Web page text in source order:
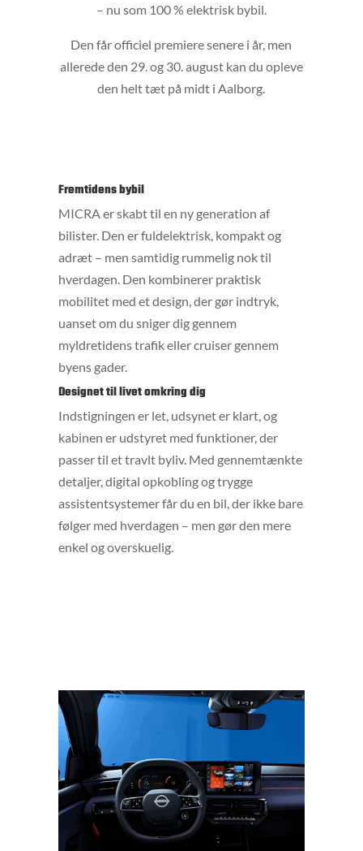
– nu som 100 % elektrisk bybil.
Den får officiel premiere senere i år, men
allerede den 29. og 30. august kan du opleve
den helt tæt på midt i Aalborg.
Fremtidens bybil
MICRA er skabt til en ny generation af
bilister. Den er fuldelektrisk, kompakt og
adræt – men samtidig rummelig nok til
hverdagen. Den kombinerer praktisk
mobilitet med et design, der gør indtryk,
uanset om du sniger dig gennem
myldretidens trafik eller cruiser gennem
byens gader.
Designet til livet omkring dig
Indstigningen er let, udsynet er klart, og
kabinen er udstyret med funktioner, der
passer til et travlt byliv. Med gennemtænkte
detaljer, digital opkobling og trygge
assistentsystemer får du en bil, der ikke bare
følger med hverdagen – men gør den mere
enkel og overskuelig.